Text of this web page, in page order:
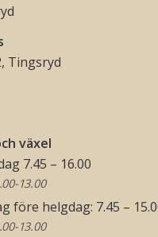
Tingsryd
växel
7.45 – 16.00
13.00
före helgdag: 7.45 –
13.00